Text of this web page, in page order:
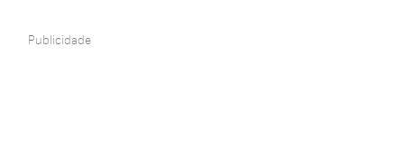
Publicidade